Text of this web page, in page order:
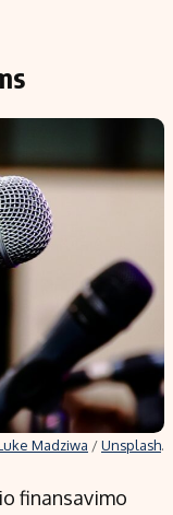
Madziwa /Unsplash.
finansavimo